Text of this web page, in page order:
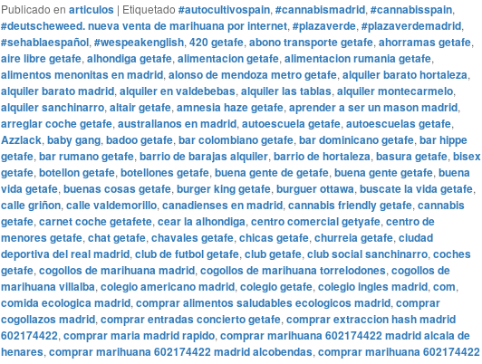
Publicado en articulos | Etiquetado #autocultivospain, #cannabismadrid, #cannabisspain,
#deutscheweed. nueva venta de marihuana por internet, #plazaverde, #plazaverdemadrid,
#sehablaespañol, #wespeakenglish, 420 getafe, abono transporte getafe, ahorramas getafe,
aire libre getafe, alhondiga getafe, alimentacion getafe, alimentacion rumania getafe,
alimentos menonitas en madrid, alonso de mendoza metro getafe, alquiler barato hortaleza,
alquiler barato madrid, alquiler en valdebebas, alquiler las tablas, alquiler montecarmelo,
alquiler sanchinarro, altair getafe, amnesia haze getafe, aprender a ser un mason madrid,
arreglar coche getafe, australianos en madrid, autoescuela getafe, autoescuelas getafe,
Azzlack, baby gang, badoo getafe, bar colombiano getafe, bar dominicano getafe, bar hippe
getafe, bar rumano getafe, barrio de barajas alquiler, barrio de hortaleza, basura getafe, bisex
getafe, botellon getafe, botellones getafe, buena gente de getafe, buena gente getafe, buena
vida getafe, buenas cosas getafe, burger king getafe, burguer ottawa, buscate la vida getafe,
calle griñon, calle valdemorillo, canadienses en madrid, cannabis friendly getafe, cannabis
getafe, carnet coche getafete, cear la alhondiga, centro comercial getyafe, centro de
menores getafe, chat getafe, chavales getafe, chicas getafe, churreia getafe, ciudad
deportiva del real madrid, club de futbol getafe, club getafe, club social sanchinarro, coches
getafe, cogollos de marihuana madrid, cogollos de marihuana torrelodones, cogollos de
marihuana villalba, colegio americano madrid, colegio getafe, colegio ingles madrid, com,
comida ecologica madrid, comprar alimentos saludables ecologicos madrid, comprar
cogollazos madrid, comprar entradas concierto getafe, comprar extraccion hash madrid
602174422, comprar maria madrid rapido, comprar marihuana 602174422 madrid alcala de
henares, comprar marihuana 602174422 madrid alcobendas, comprar marihuana 602174422